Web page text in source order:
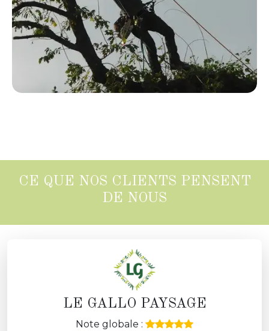
CE QUE NOS CLIENTS PENSENT
DE NOUS
LE GALLO PAYSAGE
Note globale :